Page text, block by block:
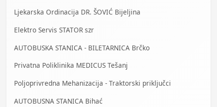
Ljekarska Ordinacija DR. ŠOVIĆ Bijeljina
Elektro Servis STATOR szr
AUTOBUSKA STANICA - BILETARNICA Brčko
Privatna Poliklinika MEDICUS Tešanj
Poljoprivredna Mehanizacija - Traktorski priključci
AUTOBUSNA STANICA Bihać